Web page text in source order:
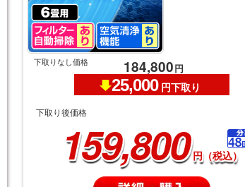
下取りなし価格 184,800円
25,000 円下取り
下取り後価格
159,800 円（税込）